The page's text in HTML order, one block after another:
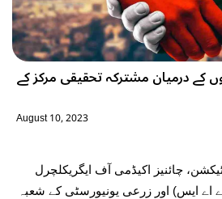
کے درمیان مشترکہ تحقیقی مرکز کے
August 10, 2023
چائنیز اکیڈمی آف ایگریکلچرل
ایس) اور زرعی یونیورسٹی کے شعبہ